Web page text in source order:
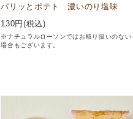
パリッとポテト 濃いのり塩味
130円(税込)
※ナチュラルローソンではお取り扱いのない
場合もございます。